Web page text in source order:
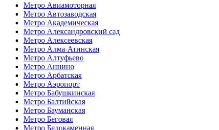
Метро Авиамоторная
Метро Автозаводская
Метро Академическая
Метро Александровский сад
Метро Алексеевская
Метро Алма-Атинская
Метро Алтуфьево
Метро Аннино
Метро Арбатская
Метро Аэропорт
Метро Бабушкинская
Метро Балтийская
Метро Бауманская
Метро Беговая
Метро Белокаменная